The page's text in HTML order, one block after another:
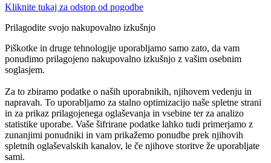
Kliknite tukaj za odstop od pogodbe
Prilagodite svojo nakupovalno izkušnjo
Piškotke in druge tehnologije uporabljamo samo zato, da vam
ponudimo prilagojeno nakupovalno izkušnjo z vašim osebnim
soglasjem.
Za to zbiramo podatke o naših uporabnikih, njihovem vedenju in
napravah. To uporabljamo za stalno optimizacijo naše spletne strani
in za prikaz prilagojenega oglaševanja in vsebine ter za analizo
statistike uporabe. Vaše šifrirane podatke lahko tudi primerjamo z
zunanjimi ponudniki in vam prikažemo ponudbe prek njihovih
spletnih oglaševalskih kanalov, le če njihove storitve že uporabljate
sami.